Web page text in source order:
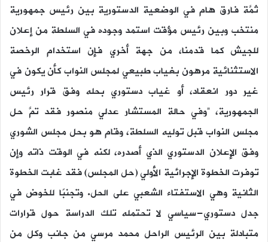
ثمَّة فارق هام في الوضعية الدستورية بين رئيس جمهورية
منتخب وبين رئيس مؤقت استمد وجوده في السلطة من إعلان
للجيش كما قدمنا، من جهة أخري فإن استخدام الرخصة
الاستثنائية مرهون بغياب طبيعي لمجلس النواب كأن يكون في
غير دور انعقاد، أو غياب دستوري بحله وفق قرار رئيس
الجمهورية، “وفي حالة المستشار عدلي منصور فقد تمَّ حل
مجلس النواب قبل توليه السلطة، وقام هو بحل مجلس الشوري
وفق الإعلان الدستوري الذي أصدره، لكنه في الوقت ذاته وإن
توفرت الخطوة الإجرائية الأولي (حل المجلس) فقد غابت الخطوة
الثانية وهي الاستفتاء الشعبي على الحل. وتجنبًا للخوض في
جدل دستوري-سياسي لا تحتمله تلك الدراسة حول قرارات
متبادلة بين الرئيس الراحل محمد مرسي من جانب وكل من